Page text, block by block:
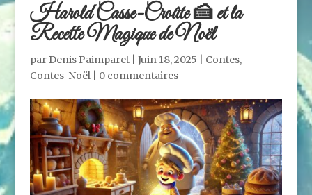
Harold Casse-Croûte 🍰 et la
Recette Magique de Noël
par Denis Paimparet| Juin 18, 2025 Contes,
Contes-Noël| 0 commentaires